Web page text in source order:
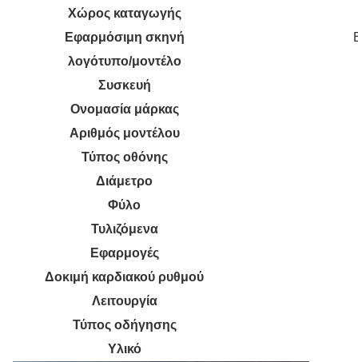
Χώρος καταγωγής
Εφαρμόσιμη σκηνή
λογότυπο/μοντέλο
Συσκευή
Ονομασία μάρκας
Αριθμός μοντέλου
Τύπος οθόνης
Διάμετρο
Φύλο
Τυλιζόμενα
Εφαρμογές
Δοκιμή καρδιακού ρυθμού
Λειτουργία
Τύπος οδήγησης
Υλικό